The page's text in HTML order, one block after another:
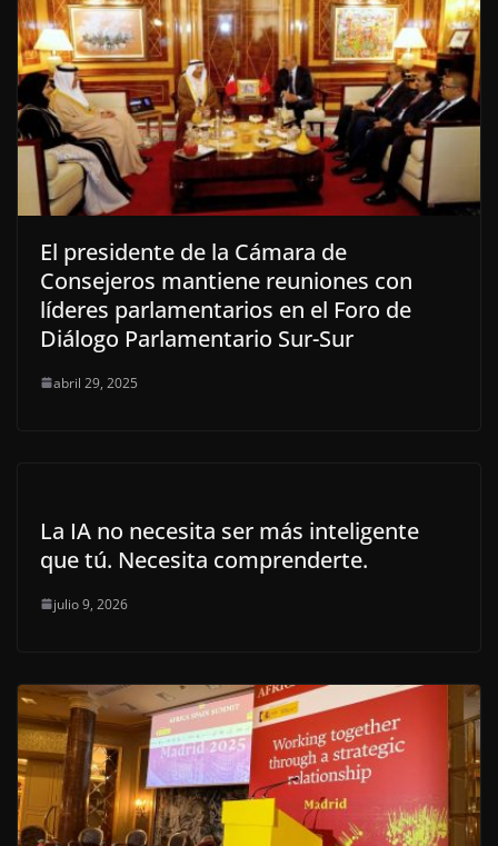
El presidente de la Cámara de
Consejeros mantiene reuniones con
líderes parlamentarios en el Foro de
Diálogo Parlamentario Sur-Sur
abril 29, 2025
La IA no necesita ser más inteligente
que tú. Necesita comprenderte.
julio 9, 2026